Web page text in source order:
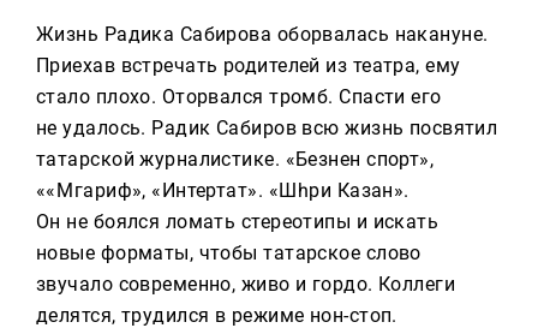
Жизнь Радика Сабирова оборвалась накануне.
Приехав встречать родителей из театра, ему
стало плохо. Оторвался тромб. Спасти его
не удалось. Радик Сабиров всю жизнь посвятил
татарской журналистике. «Безнен спорт»,
««Мәгариф», «Интертат». «Шәһри Казан».
Он не боялся ломать стереотипы и искать
новые форматы, чтобы татарское слово
звучало современно, живо и гордо. Коллеги
делятся, трудился в режиме нон-стоп.